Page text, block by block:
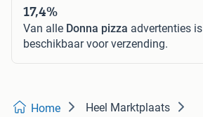
17,4%
Van alle Donna pizza advertenties is
beschikbaar voor verzending.
Home Heel Marktplaats